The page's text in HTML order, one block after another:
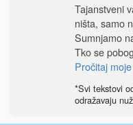
Tajanstveni
ništa, samo
Sumnjamo
Tko se
Pročitaj
*Svi tekstovi
odražavaju